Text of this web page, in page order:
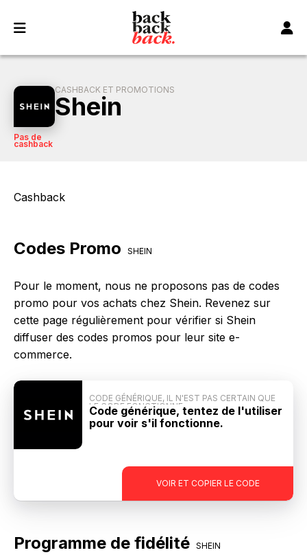
CASHBACK ET PROMOTIONS
Shein
Pas de
cashback
Cashback
Codes Promo SHEIN
Pour le moment, nous ne proposons pas de codes
promo pour vos achats chez Shein. Revenez sur
cette page régulièrement pour vérifier si Shein
diffuser des codes promos pour leur site e-
commerce.
VOIR ET COPIER LE CODE
CODE GÉNÉRIQUE, IL N'EST PAS CERTAIN QUE
LE CODE FONCTIONNE
Code générique, tentez de l'utiliser
pour voir s'il fonctionne.
Programme de fidélité SHEIN